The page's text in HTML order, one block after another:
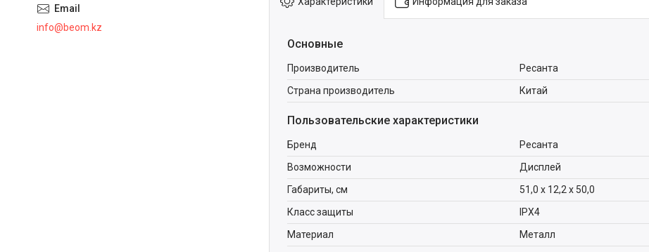
Основные
Производитель
Ресанта
Страна производитель
Китай
Пользовательские характеристики
Бренд
Ресанта
Возможности
Дисплей
Габариты, см
51,0 х 12,2 х 50,0
Класс защиты
IPX4
Материал
Металл
info@beom.kz